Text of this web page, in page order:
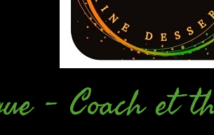
- Coach et